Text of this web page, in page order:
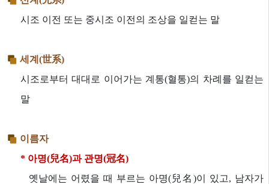
시조 이전 또는 중시조 이전의 조상을 일컫는 말
세계(世系)
시조로부터 대대로 이어가는 계통(혈통)의 차례를 일컫는
말
이름자
* 아명(兒名)과 관명(冠名)
옛날에는 어렸을 때 부르는 아명(兒名)이 있고, 남자가